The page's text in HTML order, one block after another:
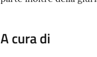
A cura di